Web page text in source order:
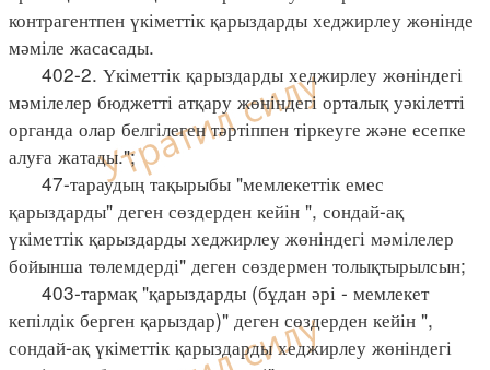
контрагентпен үкіметтік қарыздарды хеджирлеу жөнінде
мәміле жасасады.
402-2. Үкіметтік қарыздарды хеджирлеу жөніндегі
мәмілелер бюджетті атқару жөніндегі орталық уәкілетті
органда олар белгілеген тәртіппен тіркеуге және есепке
алуға жатады.";
47-тараудың тақырыбы "мемлекеттік емес
қарыздарды" деген сөздерден кейін ", сондай-ақ
үкіметтік қарыздарды хеджирлеу жөніндегі мәмілелер
бойынша төлемдерді" деген сөздермен толықтырылсын;
403-тармақ "қарыздарды (бұдан әрі - мемлекет
кепілдік берген қарыздар)" деген сөздерден кейін ",
сондай-ақ үкіметтік қарыздарды хеджирлеу жөніндегі